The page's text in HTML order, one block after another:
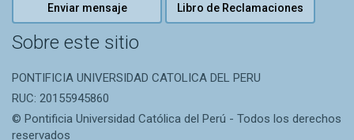
Enviar mensaje Libro de Reclamaciones
Sobre este sitio
PONTIFICIA UNIVERSIDAD CATOLICA DEL PERU
RUC: 20155945860
© Pontificia Universidad Católica del Perú - Todos los derechos
reservados